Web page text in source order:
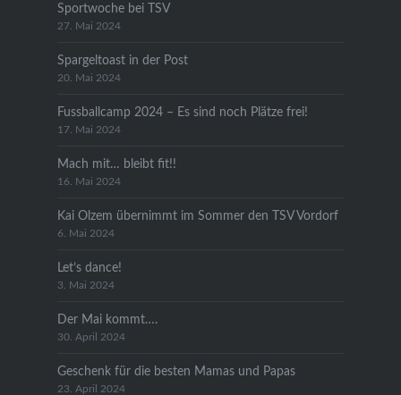
Sportwoche bei TSV
27. Mai 2024
Spargeltoast in der Post
20. Mai 2024
Fussballcamp 2024 – Es sind noch Plätze frei!
17. Mai 2024
Mach mit… bleibt fit!!
16. Mai 2024
Kai Olzem übernimmt im Sommer den TSV Vordorf
6. Mai 2024
Let’s dance!
3. Mai 2024
Der Mai kommt….
30. April 2024
Geschenk für die besten Mamas und Papas
23. April 2024